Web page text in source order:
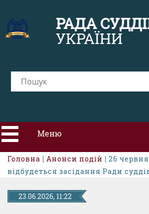
РАДА
УКРАЇНИ
Меню
ПРО РСУ
Головна | Анонси подій | 26
відбудеться засідання Ради
23.06.2026, 11:22